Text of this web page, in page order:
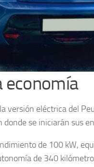
economía
versión eléctrica del
se iniciarán sus
de 100 kW,
de 340